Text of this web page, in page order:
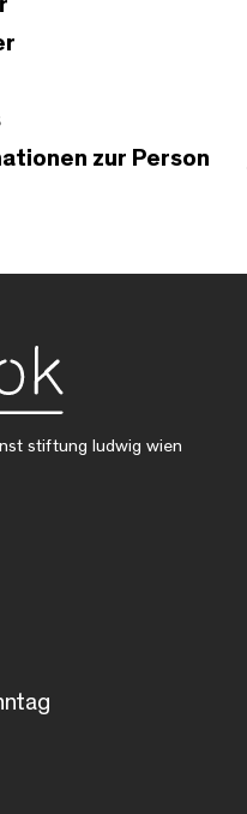
zur Person
stiftung ludwig wien